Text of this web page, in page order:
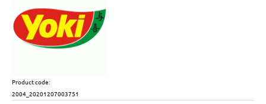
Product code:
2004_20201207003751